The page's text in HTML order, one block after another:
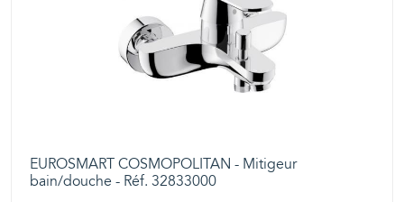
EUROSMART COSMOPOLITAN - Mitigeur
bain/douche - Réf. 32833000